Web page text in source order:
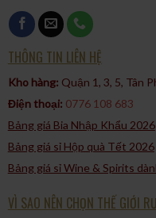
hương vị đặc trưng. Với
vời để thưởng thức cùng
người mới bắt đầu hay đã
No.7 chắc chắn sẽ mang lại
THÔNG TIN LIÊN HỆ
Kho hàng: Quận 1, 3, 5, Tân
Điện thoại: 0776 108 683
Bảng giá Bia Nhập Khẩu 2026
Bảng giá sỉ Hộp quà Tết 2026
Bảng giá sỉ Wine & Spirits
VÌ SAO NÊN CHỌN THẾ GIỚI